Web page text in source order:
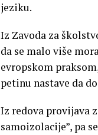
jeziku.
Iz Zavoda za
da se malo više
evropskom
petinu nastave da
Iz redova provijava
samoizolacije”, pa